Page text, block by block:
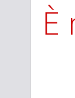
STAR
È